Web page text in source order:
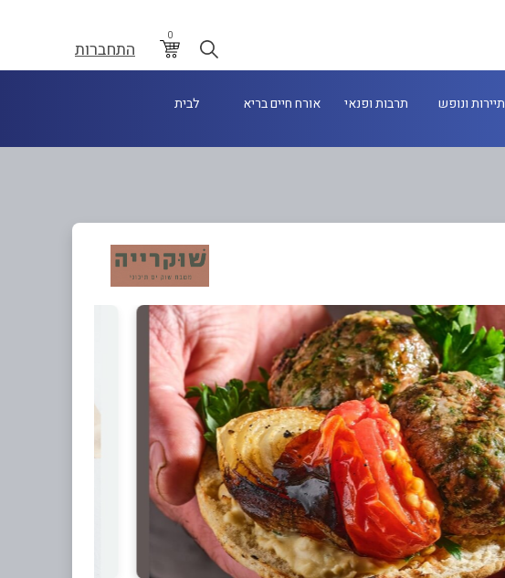
0
התחברות
תיירות ונופש תרבות ופנאי אורח חיים בריא לבית